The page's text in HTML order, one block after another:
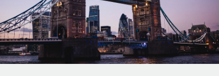
Plattform
Integrierte HR-Kernfunktionen für dein Team
Verknüpfen Neu
Verknüpfung beliebiger KI-Tools mit Remote über unser
MCP
Enterprise
Globale HR für Konzerne und Großunternehmen
PARTNER WERDEN
Fallstudien
HR-Glossar
Checklisten und Vorlagen
Bibliothek für Stellenbeschreibungen
Português (Portugal)
日本語
한국어